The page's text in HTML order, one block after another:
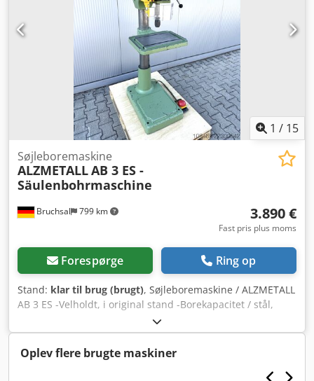
1 / 15
Bruchsal 799 km
Søjleboremaskine
ALZMETALLAB 3 ES -
Säulenbohrmaschine
3.890 €
Fast pris plus moms
Forespørge Ring op
Stand: klar til brug (brugt), Søjleboremaskine / ALZMETALL
AB 3 ES -Velholdt, i original stand -Borekapacitet / stål,
maks. 35 mm -Udligger, ca. 280 mm -Bordstørrelse, ca. 600
x 470 mm -Borevandring, ca. 180 mm -Kegelspændetap,
MK 3 -Trinløs hastighedsregulering -Hastighedsområde 65
- 1750 o/min -Boredybdebegrænser -
Spindelsikringsanordning -Nødstop -Fodkontakt -Analogt
Oplev flere brugte maskiner